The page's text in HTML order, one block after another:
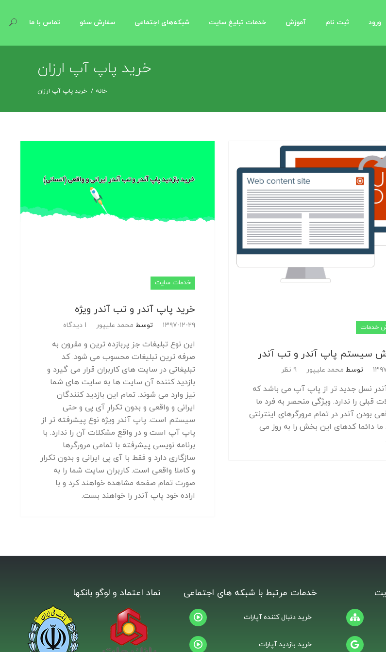
ورود ثبت نام آموزش خدمات تبلیغ سایت شبکه‌های اجتماعی سفارش سئو تماس با ما
خرید پاپ آپ ارزان
خانه خرید پاپ آپ ارزان
خدمات سایت
خرید پاپ آندر و تب آندر ویژه
۱۳۹۷-۱۲-۲۹ توسط محمد علیپور 1 دیدگاه
این نوع تبلیغات جز پربازده ترین و مقرون به
صرفه ترین تبلیغات محسوب می شود. کد
تبلیغاتی در سایت های کاربران قرار می گیرد و
بازدید کننده آن سایت ها به سایت های شما
نیز وارد می شوند. تمام این بازدید کنندگان
ایرانی و واقعی و بدون تکرارِ آی پی و حتی
سیستم است. پاپ آندر ویژه نوع پیشرفته تر از
پاپ آپ است و در واقع مشکلات آن را ندارد. با
برنامه نویسی پیشرفته با تمامی مرورگرها
سازگاری دارد و فقط با آی پی ایرانی و بدون تکرار
و کاملا واقعی است. کاربران سایت شما را به
صورت تمام صفحه مشاهده خواهند کرد و با
اراده خود پاپ آندر را خواهند بست.
خدمات
سیستم پاپ آندر و تب آندر
۱۲ توسط محمد علیپور 9 نظر
نسل جدید تر از پاپ آپ می باشد که
قبلی را ندارد. ویژگی منحصر به فرد ما
بودن آندر در تمام مرورگرهای اینترنتی
دائما کدهای این بخش را به روز می
خدمات مرتبط با شبکه های اجتماعی
خرید دنبال کننده آپارات
خرید بازدید آپارات
نماد اعتماد و لوگو بانکها